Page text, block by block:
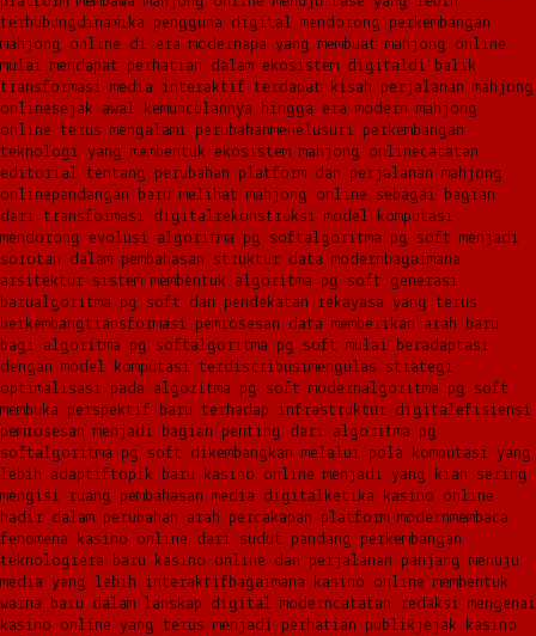
terhubungdinamika pengguna digital mendorong perkembangan
mahjong online di era modernapa yang membuat mahjong online
mulai mendapat perhatian dalam ekosistem digitaldi balik
transformasi media interaktif terdapat kisah perjalanan mahjong
onlinesejak awal kemunculannya hingga era modern mahjong
online terus mengalami perubahanmenelusuri perkembangan
teknologi yang membentuk ekosistem mahjong onlinecatatan
editorial tentang perubahan platform dan perjalanan mahjong
onlinepandangan baru melihat mahjong online sebagai bagian
dari transformasi digitalrekonstruksi model komputasi
mendorong evolusi algoritma pg softalgoritma pg soft menjadi
sorotan dalam pembahasan struktur data modern bagaimana
arsitektur sistem membentuk algoritma pg soft generasi
barualgoritma pg soft dan pendekatan rekayasa yang terus
berkembangtransformasi pemrosesan data memberikan arah baru
bagi algoritma pg softalgoritma pg soft mulai beradaptasi
dengan model komputasi terdistribusimengulas strategi
optimalisasi pada algoritma pg soft modernalgoritma pg soft
membuka perspektif baru terhadap infrastruktur digitalefisiensi
pemrosesan menjadi bagian penting dari algoritma pg
softalgoritma pg soft dikembangkan melalui pola komputasi yang
lebih adaptiftopik baru kasino online menjadi yang kian sering
mengisi ruang pembahasan media digital ketika kasino online
hadir dalam perubahan arah percakapan platform modernmembaca
fenomena kasino online dari sudut pandang perkembangan
teknologiera baru kasino online dan perjalanan panjang menuju
media yang lebih interaktif bagaimana kasino online membentuk
warna baru dalam lanskap digital moderncatatan redaksi mengenai
kasino online yang terus menjadi perhatian publikjejak kasino